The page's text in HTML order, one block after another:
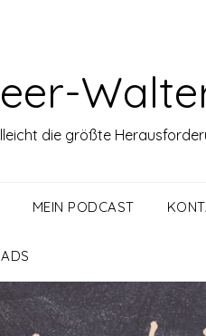
die größte
MEIN PODCAST